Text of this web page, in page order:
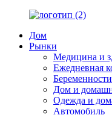
Дом
Рынки
Медицина и
Ежедневная
Дом и
Одежда и
Автомобиль